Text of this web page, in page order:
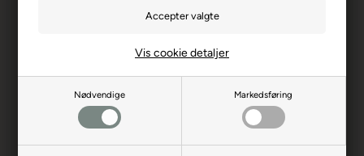
Nødvendige Markedsføring
Vis cookie detaljer
lstyleglobal.com
Dart er en sport for voksne.
Børn bør ikke spille uden
opsyn.